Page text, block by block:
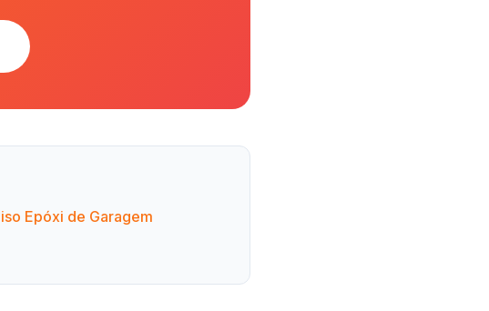
Epóxi de Garagem